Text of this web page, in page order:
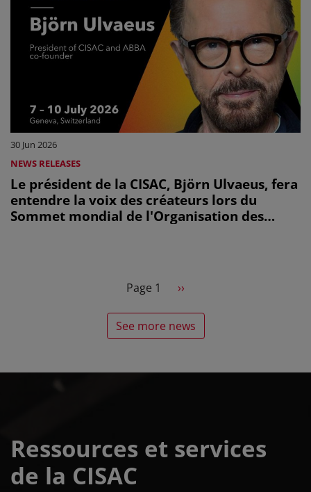
30 Jun 2026
NEWS RELEASES
Le président de la CISAC, Björn Ulvaeus, fera
entendre la voix des créateurs lors du
Sommet mondial de l'Organisation des
Page 1 Next page
››
See more news
Ressources et services
de la CISAC